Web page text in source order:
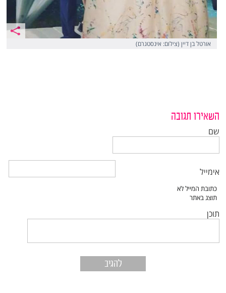
אורטל בן דיין (צילום: אינסטגרם)
השאירו תגובה
שם
אימייל
תוכן